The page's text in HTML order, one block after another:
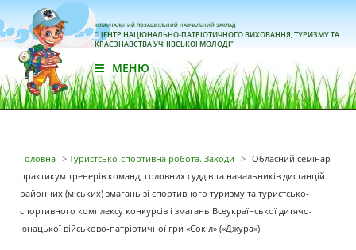
КОМУНАЛЬНИЙ ПОЗАШКІЛЬНИЙ НАВЧАЛЬНИЙ ЗАКЛАД
"ЦЕНТР НАЦІОНАЛЬНО-ПАТРІОТИЧНОГО ВИХОВАННЯ, ТУРИЗМУ ТА
КРАЄЗНАВСТВА УЧНІВСЬКОЇ МОЛОДІ"
МЕНЮ
Головна > Туристсько-спортивна робота. Заходи > Обласний семінар-
практикум тренерів команд, головних суддів та начальників дистанцій
районних (міських) змагань зі спортивного туризму та туристсько-
спортивного комплексу конкурсів і змагань Всеукраїнської дитячо-
юнацької військово-патріотичної гри «Сокіл» («Джура»)